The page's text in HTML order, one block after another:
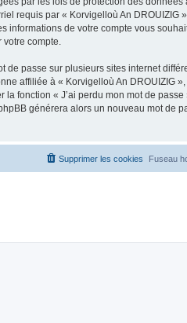
requis par « Korvigelloù An DROUIZIG
informations de votre compte vous
compte.
passe sur plusieurs sites internet
affiliée à « Korvigelloù An DROUIZIG
fonction « J’ai perdu mon mot de
générera alors un nouveau mot de
Fuseau
Supprimer les cookies